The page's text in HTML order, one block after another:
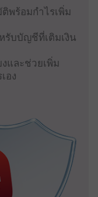
พร้อมกำไรเพิ่ม
รับบัญชีที่เติมเงิน
และช่วยเพิ่ม
อง